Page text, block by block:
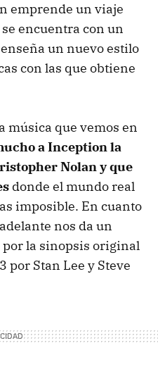
emprende un viaje
encuentra con un
un nuevo estilo
con las que obtiene
música que vemos en
a Inception la
Nolan y que
donde el mundo real
imposible. En cuanto
nos da un
por la sinopsis original
por Stan Lee y Steve